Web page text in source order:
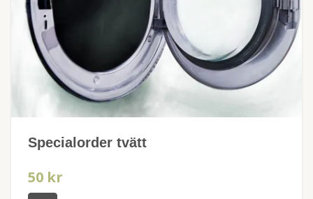
Specialorder tvätt
50 kr